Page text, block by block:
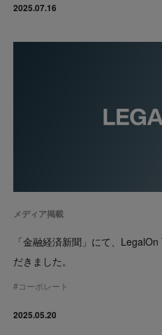
2025.07.16
メディア掲載
「金融経済新聞」にて、
だきました。
#コーポレート
2025.05.20